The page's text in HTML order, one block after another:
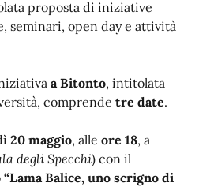
proposta di iniziative
seminari, open day e attività
a Bitonto, intitolata
comprende tre date.
20 maggio, alle ore 18, a
degli Specchi) con il
“Lama Balice, uno scrigno di